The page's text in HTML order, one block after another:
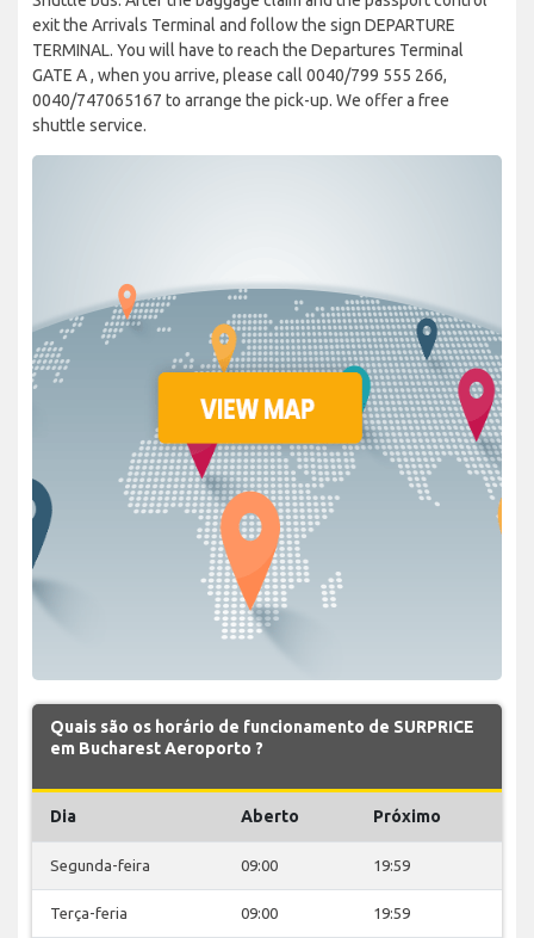
exit the Arrivals Terminal and follow the sign DEPARTURE
TERMINAL. You will have to reach the Departures Terminal
GATE A , when you arrive, please call 0040/799 555 266,
0040/747065167 to arrange the pick-up. We offer a free
shuttle service.
Quais são os horário de funcionamento de SURPRICE
em Bucharest Aeroporto ?
Dia Aberto Próximo
Segunda-feira 09:00 19:59
Terça-feria 09:00 19:59